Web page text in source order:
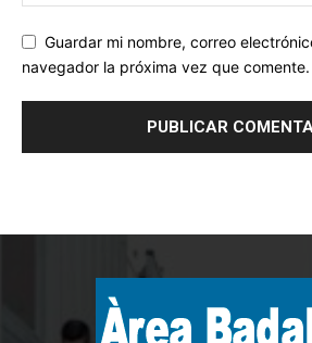
Guardar mi nombre, correo
navegador la próxima vez que comente.